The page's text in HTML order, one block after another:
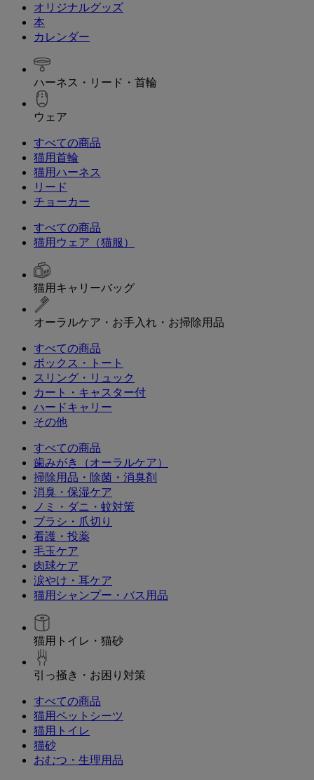
オリジナルグッズ
本
カレンダー
ハーネス・リード・首輪
ウェア
すべての商品
猫用首輪
猫用ハーネス
リード
チョーカー
すべての商品
猫用ウェア（猫服）
猫用キャリーバッグ
オーラルケア・お手入れ・お掃除用品
すべての商品
ボックス・トート
スリング・リュック
カート・キャスター付
ハードキャリー
その他
すべての商品
歯みがき（オーラルケア）
掃除用品・除菌・消臭剤
消臭・保湿ケア
ノミ・ダニ・蚊対策
ブラシ・爪切り
看護・投薬
毛玉ケア
肉球ケア
涙やけ・耳ケア
猫用シャンプー・バス用品
猫用トイレ・猫砂
引っ掻き・お困り対策
すべての商品
猫用ペットシーツ
猫用トイレ
猫砂
おむつ・生理用品